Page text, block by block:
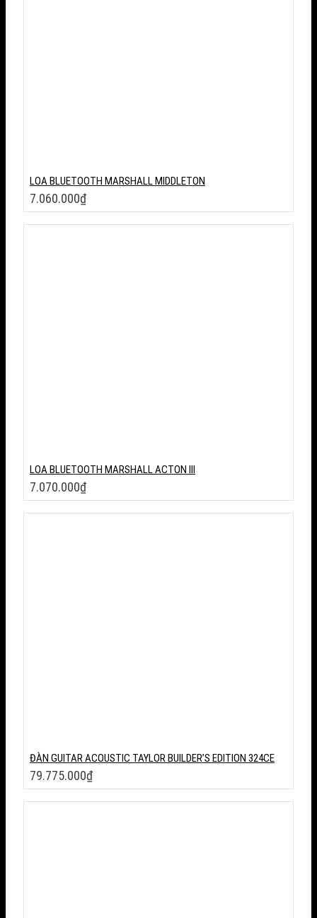
LOA BLUETOOTH MARSHALL MIDDLETON
7.060.000₫
LOA BLUETOOTH MARSHALL ACTON III
7.070.000₫
ĐÀN GUITAR ACOUSTIC TAYLOR BUILDER’S EDITION 324CE
79.775.000₫